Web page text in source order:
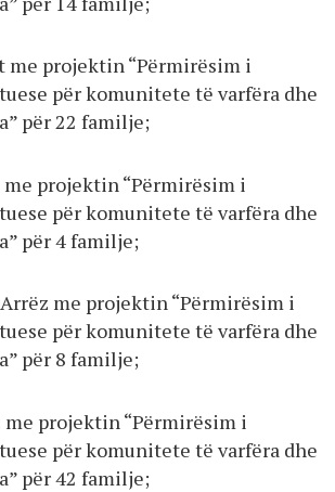
me projektin “Përmirësim i
për komunitete të varfëra dhe
për 22 familje;
projektin “Përmirësim i
për komunitete të varfëra dhe
për 4 familje;
me projektin “Përmirësim i
për komunitete të varfëra dhe
për 8 familje;
me projektin “Përmirësim i
për komunitete të varfëra dhe
për 42 familje;